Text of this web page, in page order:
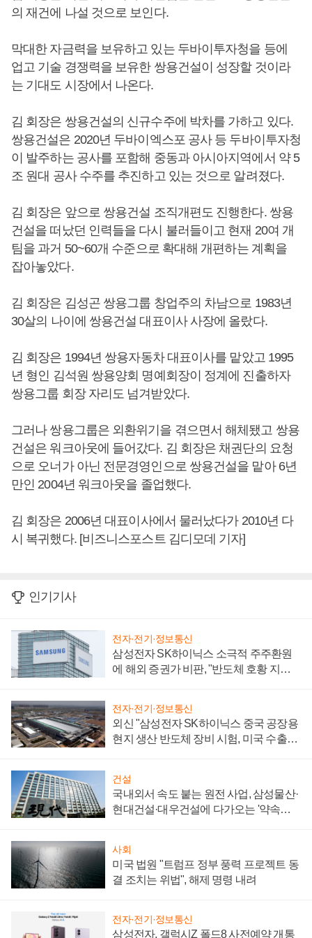
의 재건에 나설 것으로 보인다.
막대한 자금력을 보유하고 있는 두바이투자청을 등에
업고 기술 경쟁력을 보유한 쌍용건설이 성장할 것이라
는 기대도 시장에서 나온다.
김 회장은 쌍용건설의 신규수주에 박차를 가하고 있다.
쌍용건설은 2020년 두바이엑스포 공사 등 두바이투자청
이 발주하는 공사를 포함해 중동과 아시아지역에서 약 5
조 원대 공사 수주를 추진하고 있는 것으로 알려졌다.
김 회장은 앞으로 쌍용건설 조직개편도 진행한다. 쌍용
건설을 떠났던 인력들을 다시 불러들이고 현재 20여 개
팀을 과거 50~60개 수준으로 확대해 개편하는 계획을
잡아놓았다.
김 회장은 김성곤 쌍용그룹 창업주의 차남으로 1983년
30살의 나이에 쌍용건설 대표이사 사장에 올랐다.
김 회장은 1994년 쌍용자동차 대표이사를 맡았고 1995
년 형인 김석원 쌍용양회 명예회장이 정계에 진출하자
쌍용그룹 회장 자리도 넘겨받았다.
그러나 쌍용그룹은 외환위기을 겪으면서 해체됐고 쌍용
건설은 워크아웃에 들어갔다. 김 회장은 채권단의 요청
으로 오너가 아닌 전문경영인으로 쌍용건설을 맡아 6년
만인 2004년 워크아웃을 졸업했다.
김 회장은 2006년 대표이사에서 물러났다가 2010년 다
시 복귀했다. [비즈니스포스트 김디모데 기자]
인기기사
전자·전기·정보통신
삼성전자 SK하이닉스 소극적 주주환원
에 해외 증권가 비판, "반도체 호황 지속
전자·전기·정보통신
외신 "삼성전자 SK하이닉스 중국 공장용
현지 생산 반도체 장비 시험, 미국 수출통
건설
국내외서 속도 붙는 원전 사업, 삼성물산·
현대건설·대우건설에 다가오는 '약속의
사회
미국 법원 "트럼프 정부 풍력 프로젝트 동
결 조치는 위법", 해제 명령 내려
전자·전기·정보통신
삼성전자, 갤럭시Z 폴드8 사전예약 개통